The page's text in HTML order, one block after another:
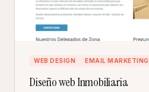
WEB DESIGN EMAIL MARKETING
Diseño web Inmobiliaria